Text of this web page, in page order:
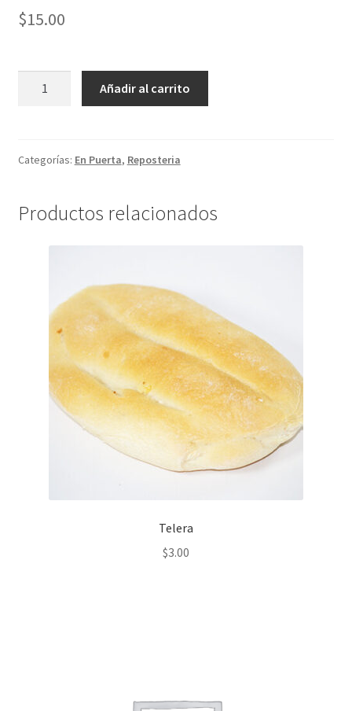
$15.00
Añadir al carrito
Categorías: En Puerta, Reposteria
Productos relacionados
Telera
$3.00